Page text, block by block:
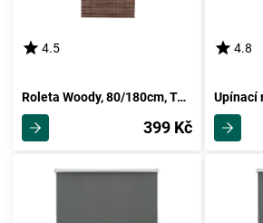
4.5
Roleta Woody, 80/180cm, Tmavě Hnědá
399 Kč
4.8